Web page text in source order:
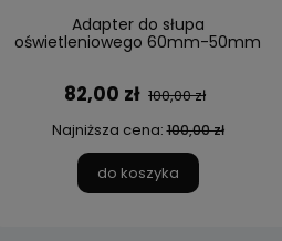
Adapter do słupa
oświetleniowego 60mm-50mm
82,00 zł 100,00 zł
Najniższa cena:100,00 zł
do koszyka